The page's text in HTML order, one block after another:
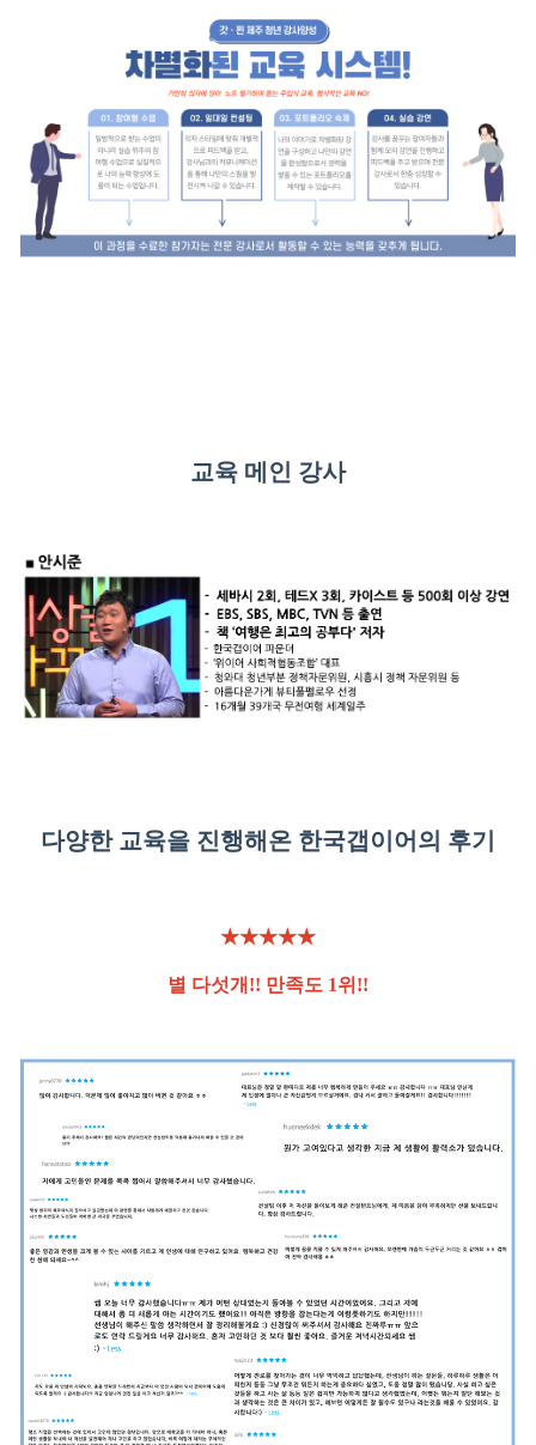
교육 메인 강사
다양한 교육을 진행해온 한국갭이어의 후기
★★★★★
별 다섯개!! 만족도 1위!!